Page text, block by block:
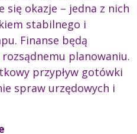
się okazje – jedna z nich
stabilnego i
Finanse będą
rozsądnemu planowaniu.
przypływ gotówki
spraw urzędowych i